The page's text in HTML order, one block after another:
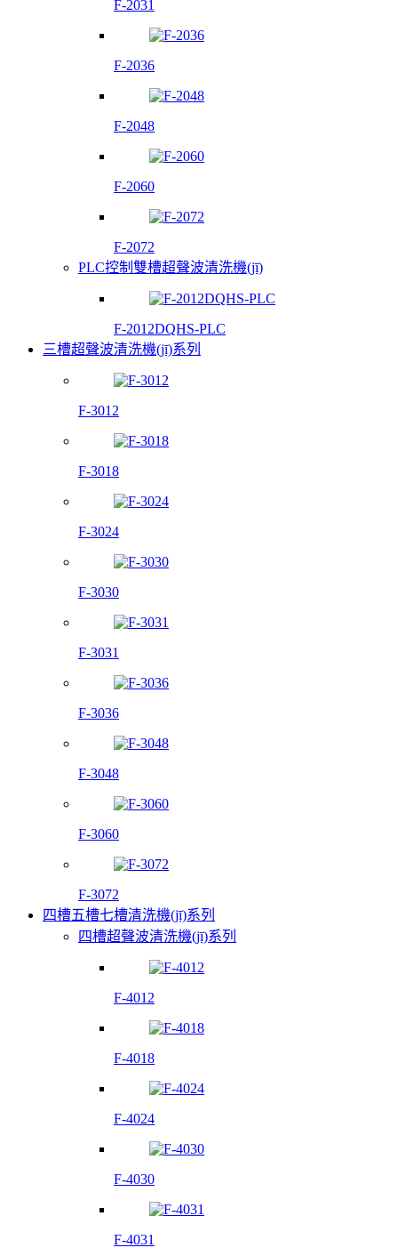
F-2031
F-2036
F-2048
F-2060
F-2072
PLC控制雙槽超聲波清洗機(jī)
F-2012DQHS-PLC
三槽超聲波清洗機(jī)系列
F-3012
F-3018
F-3024
F-3030
F-3031
F-3036
F-3048
F-3060
F-3072
四槽五槽七槽清洗機(jī)系列
四槽超聲波清洗機(jī)系列
F-4012
F-4018
F-4024
F-4030
F-4031